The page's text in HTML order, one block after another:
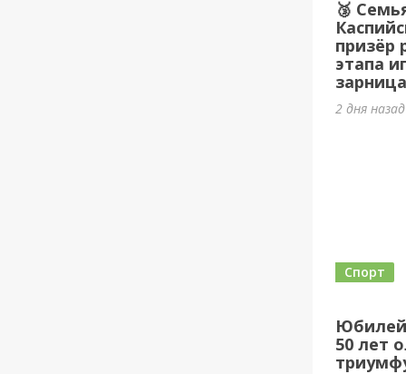
🥉
призёр
этапа
2 дня
50 лет
Спорт